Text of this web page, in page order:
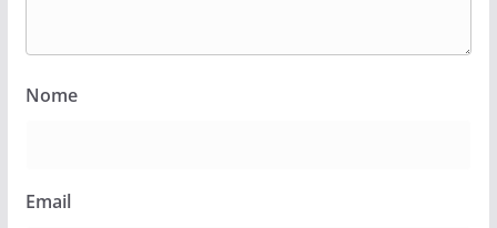
Nome
Email